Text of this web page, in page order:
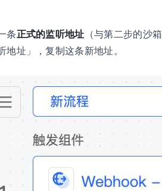
条正式的监听地址 （与第二步的沙
地址」，复制这条新地址。